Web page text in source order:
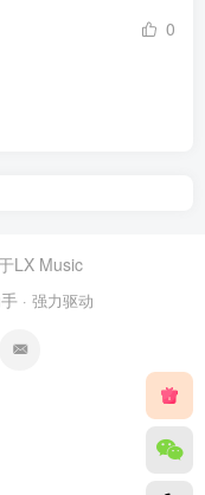
0
LX Music
· 强力驱动